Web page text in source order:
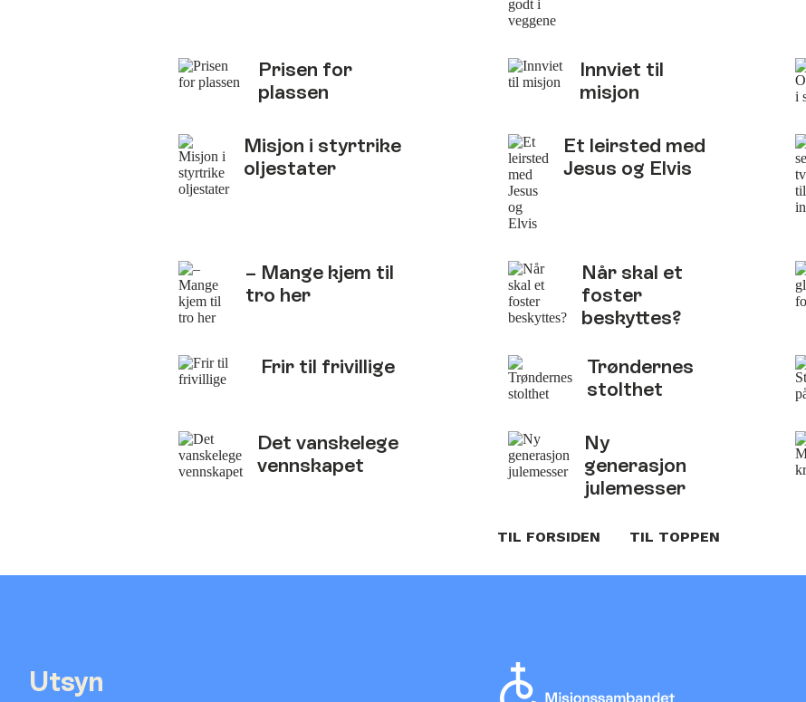
Prisen for
plassen
Innviet til
misjon
Misjon i styrtrike
oljestater
Et leirsted med
Jesus og Elvis
– Mange kjem til
tro her
Når skal et
foster
beskyttes?
Frir til frivillige
Trøndernes
stolthet
Det vanskelege
vennskapet
Ny
generasjon
julemesser
TIL FORSIDEN TIL TOPPEN
Utsyn